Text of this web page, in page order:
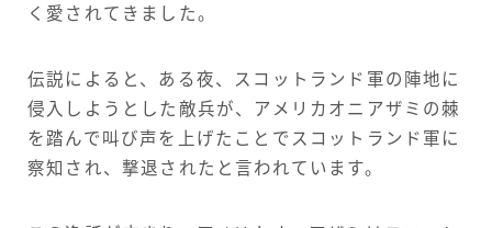
く愛されてきました。
伝説によると、ある夜、スコットランド軍の陣地に
侵入しようとした敵兵が、アメリカオニアザミの棘
を踏んで叫び声を上げたことでスコットランド軍に
察知され、撃退されたと言われています。